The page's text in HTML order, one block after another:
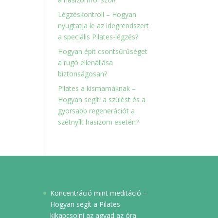
Légzéskontroll – Hogyan
nyugtatja le az idegrendszert
a speciális Pilates-légzés?
Hogyan épít csontsűrűséget
a rugó ellenállása
biztonságosan?
Pilates a kismamáknak –
Hogyan segíti a szülést és a
gyorsabb regenerációt a
szétnyílt hasizom esetén?
Koncentráció mint meditáció –
Hogyan segít a Pilates
kikapcsolni az agyad az óra